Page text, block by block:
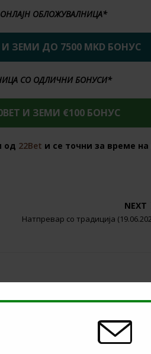
ОНЛАЈН ОБЛОЖУВАЛНИЦА*
И ЗЕМИ ДО 7500 MKD БОНУС
СО ОДЛИЧНИ БОНУСИ*
И ЗЕМИ €100 БОНУС
од 22Bet и се точни за време
NEXT
Натпревар со традиција